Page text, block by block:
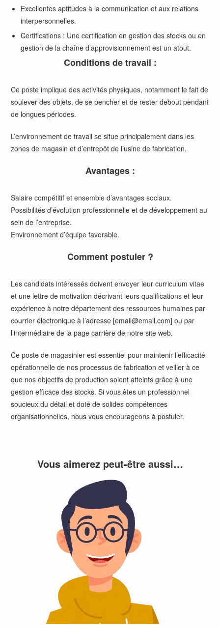
Excellentes aptitudes à la communication et aux relations
interpersonnelles.
Certifications : Une certification en gestion des stocks ou en
gestion de la chaîne d’approvisionnement est un atout.
Conditions de travail :
Ce poste implique des activités physiques, notamment le fait de
soulever des objets, de se pencher et de rester debout pendant
de longues périodes.
L’environnement de travail se situe principalement dans les
zones de magasin et d’entrepôt de l’usine de fabrication.
Avantages :
Salaire compétitif et ensemble d’avantages sociaux.
Possibilités d’évolution professionnelle et de développement au
sein de l’entreprise.
Environnement d’équipe favorable.
Comment postuler ?
Les candidats intéressés doivent envoyer leur curriculum vitae
et une lettre de motivation décrivant leurs qualifications et leur
expérience à notre département des ressources humaines par
courrier électronique à l’adresse [email@email.com] ou par
l’intermédiaire de la page carrière de notre site web.
Ce poste de magasinier est essentiel pour maintenir l’efficacité
opérationnelle de nos processus de fabrication et veiller à ce
que nos objectifs de production soient atteints grâce à une
gestion efficace des stocks. Si vous êtes un professionnel
soucieux du détail et doté de solides compétences
organisationnelles, nous vous encourageons à postuler.
Vous aimerez peut-être aussi…